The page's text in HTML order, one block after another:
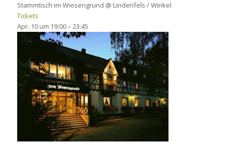
Stammtisch im Wiesengrund @ Lindenfels / Winkel
Tickets
Apr. 10 um 19:00 – 23:45